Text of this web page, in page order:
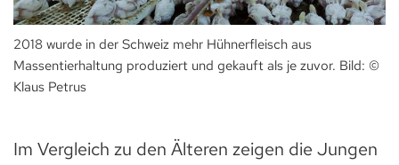
2018 wurde in der Schweiz mehr Hühnerfleisch aus
Massentierhaltung produziert und gekauft als je zuvor. Bild: ©
Klaus Petrus
Im Vergleich zu den Älteren zeigen die Jungen